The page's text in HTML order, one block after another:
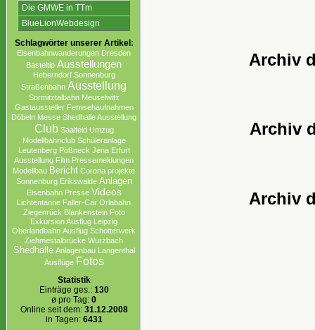
Die GMWE in TTm
BlueLionWebdesign
Schlagwörter unserer Artikel:
Eisenbahnwanderungen Dresden
Basteltip Ausstellungen
Heberndorf Sonnenburg
Straßenbahn Ausstellung
Sormitztalbahn Meuselwitz
Gastaussteller Fernsehaufnahmen
Döbeln Messe Shedhalle Ausstellung
Club Saalfeld Umzug
Modellbahnclub Schüleranlage
Leutenberg Pößneck Jena Erfurt
Ausstellung Film Pressemeldungen
Modellbau Bericht Corona projekte
Sonnenburg Erikswalde Anlagen
Eisenbahn Presse Videos
Lichtentanne Faller-Car Orlabahn
Ziegenrück Blankenstein Foto
Exkursion Ausflug Leipzig
Oberlandbahn Ausflug Schotterwerk
Ziehmestalbrücke Wurzbach
Shedhalle Anlagenbau Langenthal
Ausflüge Fotos
Statistik
Einträge ges.: 130
ø pro Tag: 0
Online seit dem: 31.12.2008
in Tagen: 6431
Archiv
Archiv
Archiv